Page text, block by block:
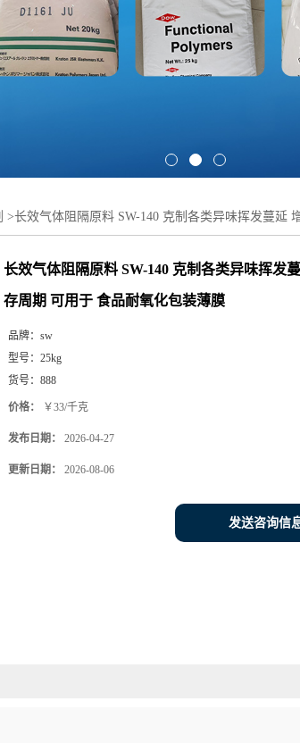
>长效气体阻隔原料 SW-140 克制各类异味挥发蔓延
长效气体阻隔原料 SW-140 克制各类异味挥发
存周期 可用于 食品耐氧化包装薄膜
品牌： sw
型号： 25kg
货号： 888
价格： ￥33/千克
发布日期： 2026-04-27
更新日期： 2026-08-06
发送咨询信